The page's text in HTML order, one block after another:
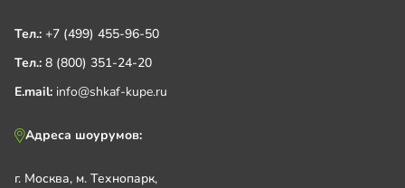
Тел.: +7 (499) 455-96-50
Тел.: 8 (800) 351-24-20
E.mail: info@shkaf-kupe.ru
Адреса шоурумов:
г. Москва, м. Технопарк,